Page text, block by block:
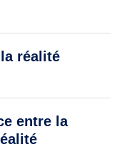
réalité
entre la